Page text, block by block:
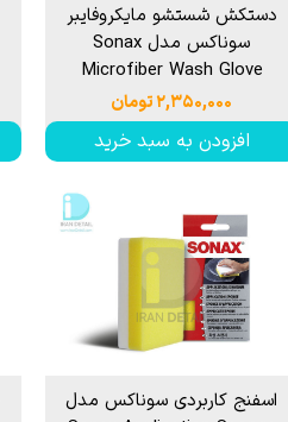
دستکش شستشو مایکروفایبر
سوناکس مدل Sonax
Microfiber Wash Glove
۲,۳۵۰,۰۰۰ تومان
افزودن به سبد خرید
اسفنج کاربردی سوناکس مدل